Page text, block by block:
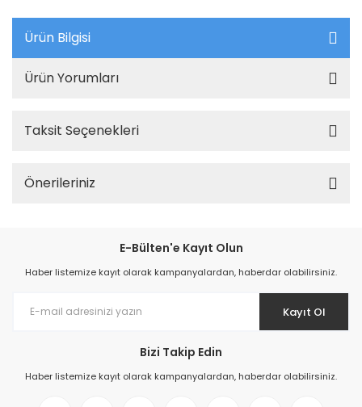
Ürün Bilgisi
Ürün Yorumları
Taksit Seçenekleri
Önerileriniz
E-Bülten'e Kayıt Olun
Haber listemize kayıt olarak kampanyalardan, haberdar olabilirsiniz.
Kayıt Ol
Bizi Takip Edin
Haber listemize kayıt olarak kampanyalardan, haberdar olabilirsiniz.